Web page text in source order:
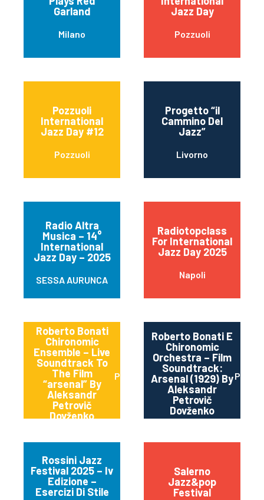
Garland
Milano
Jazz Day
Pozzuoli
Pozzuoli
International
Jazz Day #12
Pozzuoli
Progetto “il
Cammino Del
Jazz”
Livorno
Radio Altra
Musica – 14°
International
Jazz Day – 2025
SESSA AURUNCA
Radiotopclass
For International
Jazz Day 2025
Napoli
Roberto Bonati
Chironomic
Ensemble – Live
Soundtrack To
The Film
“arsenal” By
Aleksandr
Petrovič
Dovženko
Parma
Roberto Bonati E
Chironomic
Orchestra – Film
Soundtrack:
Arsenal (1929) By
Aleksandr
Petrovič
Dovženko
Parma
Rossini Jazz
Festival 2025 – Iv
Edizione –
Esercizi Di Stile
Salerno
Jazz&pop
Festival